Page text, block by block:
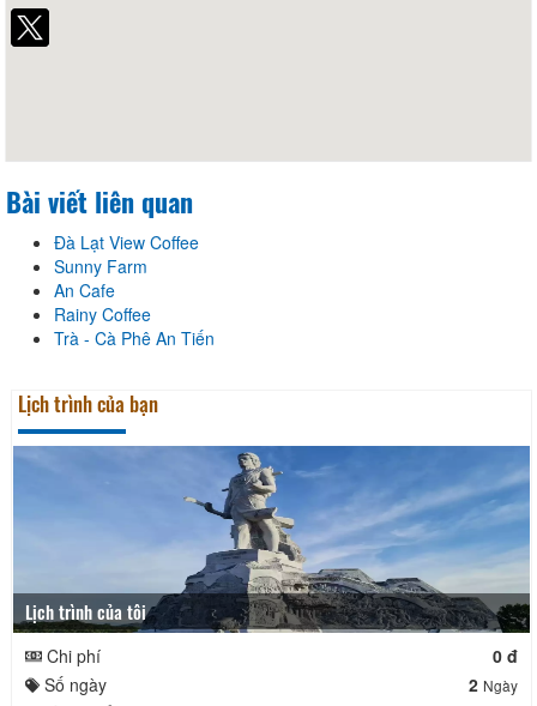
Bài viết liên quan
Đà Lạt View Coffee
Sunny Farm
An Cafe
Rainy Coffee
Trà - Cà Phê An Tiến
Lịch trình của bạn
Lịch trình của tôi
Chi phí
0 đ
Số ngày
2 Ngày
Facebook